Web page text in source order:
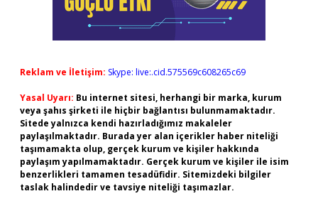
Reklam ve İletişim: Skype: live:.cid.575569c608265c69
Yasal Uyarı: Bu internet sitesi, herhangi bir marka, kurum
veya şahıs şirketi ile hiçbir bağlantısı bulunmamaktadır.
Sitede yalnızca kendi hazırladığımız makaleler
paylaşılmaktadır. Burada yer alan içerikler haber niteliği
taşımamakta olup, gerçek kurum ve kişiler hakkında
paylaşım yapılmamaktadır. Gerçek kurum ve kişiler ile isim
benzerlikleri tamamen tesadüfidir. Sitemizdeki bilgiler
taslak halindedir ve tavsiye niteliği taşımazlar.